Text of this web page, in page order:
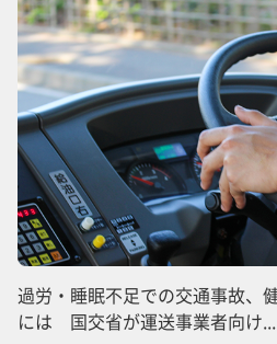
過労・睡眠不足での交通事故、
には 国交省が運送事業者向け...